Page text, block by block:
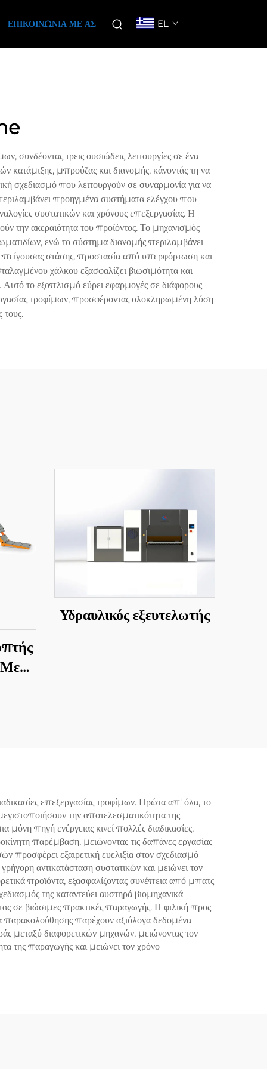
ΕΠΙΚΟΙΝΩΝΊΑ ΜΕ ΑΣ EL
συνδέοντας τρεις ουσιώδεις λειτουργίες σε ένα
μπρούζας και διανομής, κάνοντάς τη να
σχεδιασμό που λειτουργούν σε συναρμονία για να
προηγμένα συστήματα ελέγχου που
συστατικών και χρόνους επεξεργασίας. Η
την ακεραιότητα του προϊόντος. Το μηχανισμός
ενώ το σύστημα διανομής περιλαμβάνει
στάσης, προστασία από υπερφόρτωση και
χάλκου εξασφαλίζει βιωσιμότητα και
το εξοπλισμό εύρει εφαρμογές σε διάφορους
τροφίμων, προσφέροντας ολοκληρωμένη λύση
τους.
Με
Υδραυλικός εξευτελωτής
επεξεργασίας τροφίμων. Πρώτα απ' όλα, το
την αποτελεσματικότητα της
πηγή ενέργειας κινεί πολλές διαδικασίες,
παρέμβαση, μειώνοντας τις δαπάνες εργασίας
προσφέρει εξαιρετική ευελιξία στον σχεδιασμό
αντικατάσταση συστατικών και μειώνει τον
προϊόντα, εξασφαλίζοντας συνέπεια από μπατς
της καταντεύει αυστηρά βιομηχανικά
σε βιώσιμες πρακτικές παραγωγής. Η φιλική προς
παρακολούθησης παρέχουν αξιόλογα δεδομένα
μεταξύ διαφορετικών μηχανών, μειώνοντας τον
της παραγωγής και μειώνει τον χρόνο